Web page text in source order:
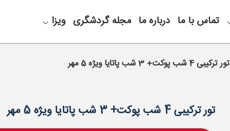
تماس با ما درباره ما مجله گردشگری ویزا
تور ترکیبی 4 شب پوکت+ 3 شب پاتایا ویژه 5 مهر
تور ترکیبی 4 شب پوکت+ 3 شب پاتایا ویژه 5 مهر